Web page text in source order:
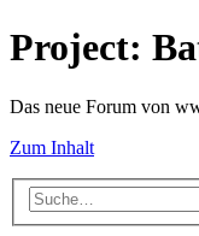
Project:
Das neue Forum von
Zum Inhalt